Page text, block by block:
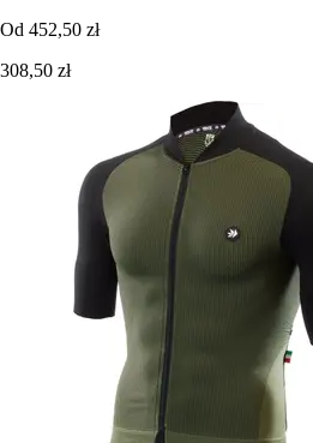
Od 452,50 zł
308,50 zł